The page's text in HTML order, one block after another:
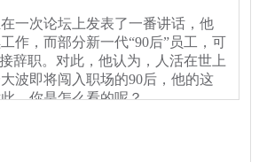
次论坛上发表了一番讲话，他
作，而部分新一代“90后”员工，可
辞职。对此，他认为，人活在世上
波即将闯入职场的90后，他的这
，你是怎么看的呢？